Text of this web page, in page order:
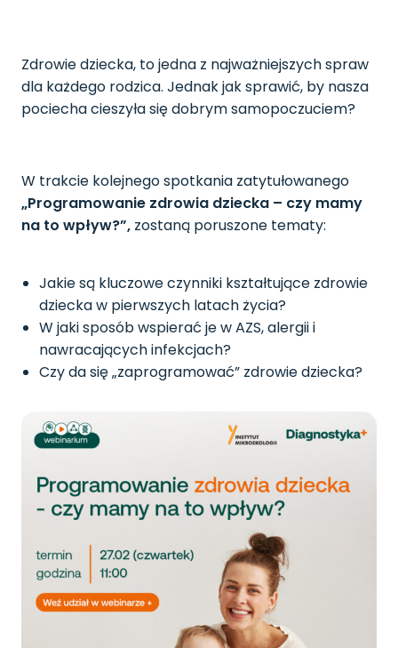
Zdrowie dziecka, to jedna z najważniejszych spraw
dla każdego rodzica. Jednak jak sprawić, by nasza
pociecha cieszyła się dobrym samopoczuciem?
W trakcie kolejnego spotkania zatytułowanego
„Programowanie zdrowia dziecka – czy mamy
na to wpływ?”, zostaną poruszone tematy:
Jakie są kluczowe czynniki kształtujące zdrowie
dziecka w pierwszych latach życia?
W jaki sposób wspierać je w AZS, alergii i
nawracających infekcjach?
Czy da się „zaprogramować” zdrowie dziecka?